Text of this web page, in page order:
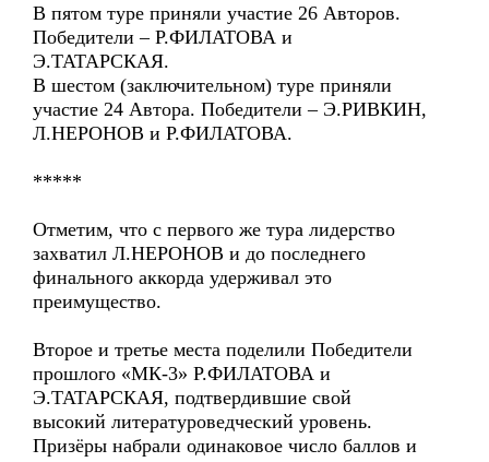
В пятом туре приняли участие 26 Авторов.
Победители – Р.ФИЛАТОВА и
Э.ТАТАРСКАЯ.
В шестом (заключительном) туре приняли
участие 24 Автора. Победители – Э.РИВКИН,
Л.НЕРОНОВ и Р.ФИЛАТОВА.
*****
Отметим, что с первого же тура лидерство
захватил Л.НЕРОНОВ и до последнего
финального аккорда удерживал это
преимущество.
Второе и третье места поделили Победители
прошлого «МК-3» Р.ФИЛАТОВА и
Э.ТАТАРСКАЯ, подтвердившие свой
высокий литературоведческий уровень.
Призёры набрали одинаковое число баллов и